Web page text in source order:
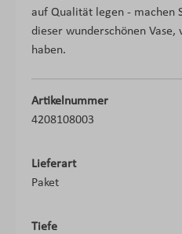
auf Qualität legen - machen
dieser wunderschönen Vase,
haben.
Artikelnummer
4208108003
Lieferart
Paket
Tiefe